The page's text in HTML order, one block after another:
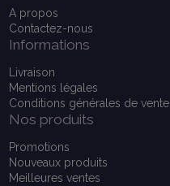
A propos
Contactez-nous
Informations
Livraison
Mentions légales
Conditions générales de vente
Nos produits
Promotions
Nouveaux produits
Meilleures ventes